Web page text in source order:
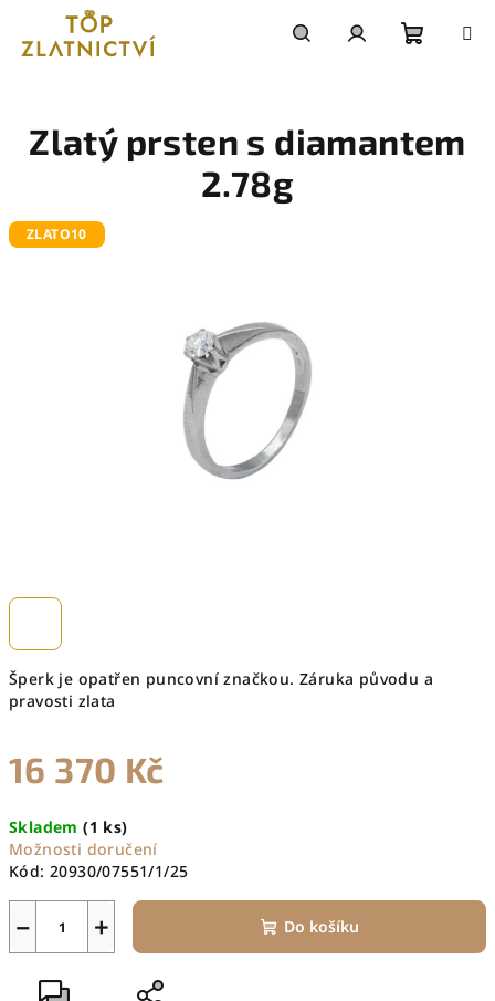
obsah
košík
Šperk je opatřen puncovní značkou. Záruka původu a
pravosti zlata
16 370 Kč
cena:
Skladem(1 ks)
Možnosti doručení
Kód: 20930/07551/1/25
+
− Do košíku
Zlatý prsten s diamantem
2.78g
ZLATO10